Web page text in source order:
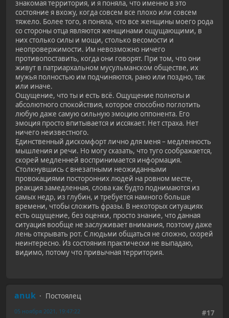
знакомая территория, и я поняла, что именно в это
состояние я вхожу, когда совсем все плохо или совсем
тяжело. Более того, я поняла, что все женщины моего рода
со стороны отца являются женщинами ощущающими, в
них столько силы и мощи, столько весомости и
неопровержимости. Им невозможно ничего
противопоставить, когда они говорят. При том, что они
живут в патриархальном мусульманском обществе, их
мужья полностью им подчиняются, рано или поздно, так
или иначе.
Ощущение, что ты и есть всё. Ощущение полноты и
абсолютного спокойствия, которое способно поглотить
любую даже самую сильную эмоцию оппонента. Его
эмоция просто впитывается и иссякает. Нет страха. Нет
ничего неизвестного.
Единственный дискомфорт лично для меня – медленность
мышления и речи. Но могу сказать, что туго соображается,
скорей медленней воспринимается информация.
Столкнувшись с внезапными неожиданными
провокациями посторонних людей на ровном месте,
реакция замедленная, слова как будто поднимаются из
самых недр, из глубин, и требуется намного больше
времени, чтобы сложить фразы. В некоторых ситуациях
есть ощущение, без оценки, просто знание, что данная
ситуация вообще не заслуживает внимания, поэтому даже
лень открывать рот. С людьми общаться не сложно, скорей
неинтересно. Из состояния практически не выпадаю,
видимо, потому что привычная территория.
anuk
Постоялец
#17
05 ноября 2021, 19:47:22